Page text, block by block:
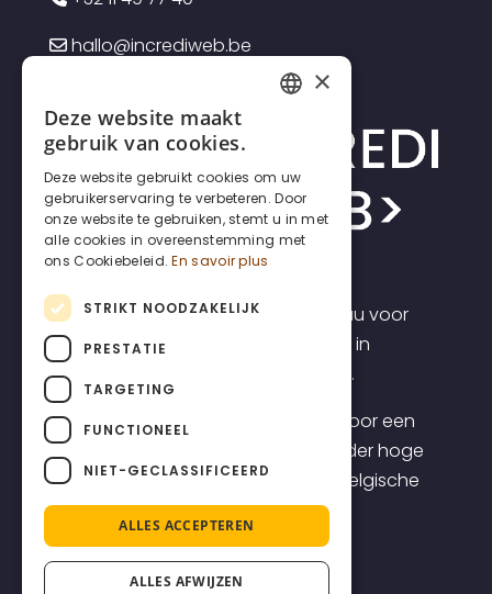
hallo@incrediweb.be
Incrediweb is een webdesign bureau voor
zelfstandigen en kmo's. Wij geloven in
transparantie en voorspelbaarheid.
Daarom bieden we websites aan voor een
transparante all-inclusive prijs, zonder hoge
opstartkosten, inclusief topklasse Belgische
support.
DUTCH
ENGLISH
×
Deze website maakt
gebruik van cookies.
Deze website gebruikt cookies om uw
gebruikerservaring te verbeteren. Door
onze website te gebruiken, stemt u in met
alle cookies in overeenstemming met
ons Cookiebeleid. En savoir plus
STRIKT NOODZAKELIJK
PRESTATIE
TARGETING
FUNCTIONEEL
NIET-GECLASSIFICEERD
ALLES ACCEPTEREN
ALLES AFWIJZEN